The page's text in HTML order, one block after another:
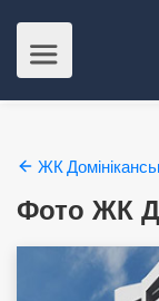
ЖК
Фото ЖК